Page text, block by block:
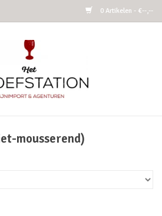
0 Artikelen - €--,--
mousserend)